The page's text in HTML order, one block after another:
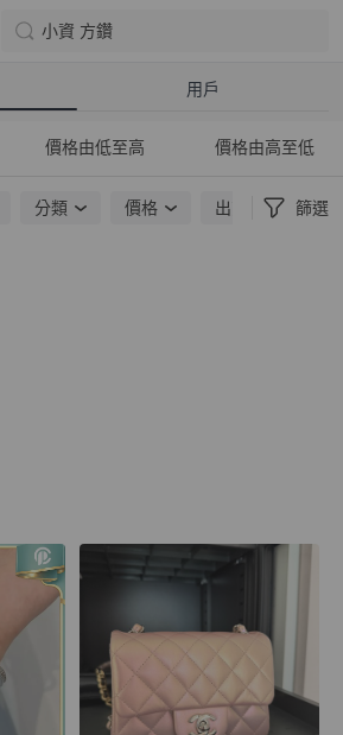
小資 方鑽
用戶
價格由低至高 價格由高至低
分類 價格 出貨地點 篩選